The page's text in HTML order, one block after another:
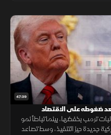
47:39
ضغوطه على الاقتصاد
ترمب بخفضها، بينما تباطأ نمو
جديدة حيز التنفيذ، وسط تصاعد